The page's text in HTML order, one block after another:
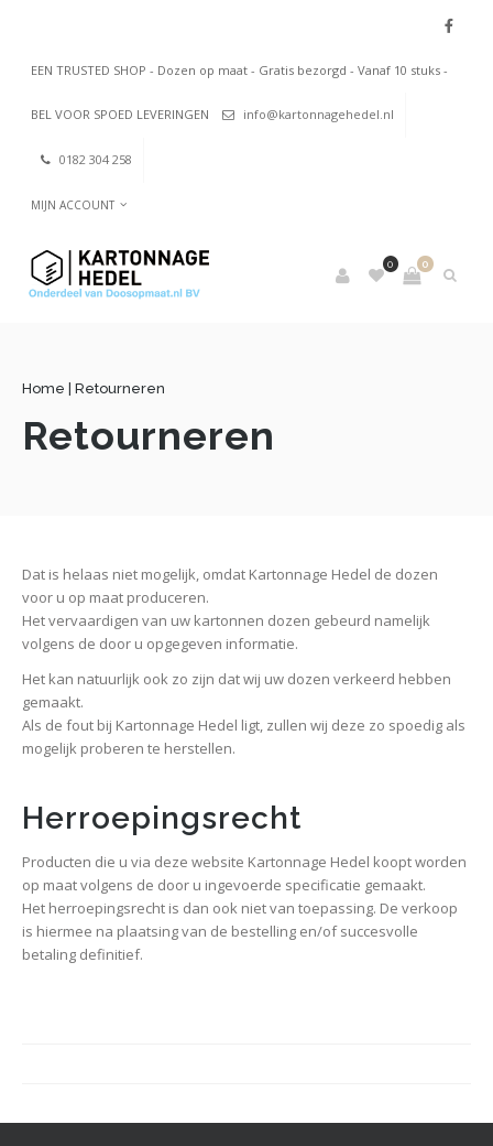
EEN TRUSTED SHOP - Dozen op maat - Gratis bezorgd - Vanaf 10 stuks -
BEL VOOR SPOED LEVERINGEN info@kartonnagehedel.nl
0182 304 258
MIJN ACCOUNT
0
0
Home Retourneren
Retourneren
Dat is helaas niet mogelijk, omdat Kartonnage Hedel de dozen
voor u op maat produceren.
Het vervaardigen van uw kartonnen dozen gebeurd namelijk
volgens de door u opgegeven informatie.
Het kan natuurlijk ook zo zijn dat wij uw dozen verkeerd hebben
gemaakt.
Als de fout bij Kartonnage Hedel ligt, zullen wij deze zo spoedig als
mogelijk proberen te herstellen.
Herroepingsrecht
Producten die u via deze website Kartonnage Hedel koopt worden
op maat volgens de door u ingevoerde specificatie gemaakt.
Het herroepingsrecht is dan ook niet van toepassing. De verkoop
is hiermee na plaatsing van de bestelling en/of succesvolle
betaling definitief.